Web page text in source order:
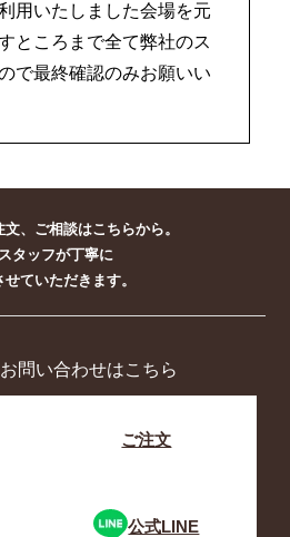
用いたしました会場を元
ところまで全て弊社のス
で最終確認のみお願いい
、ご相談はこちらから。
タッフが丁寧に
せていただきます。
問い合わせはこちら
ご注文
公式LINE